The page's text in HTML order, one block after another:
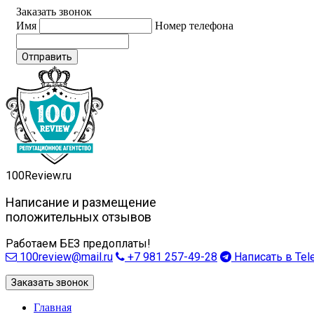
Заказать звонок
Имя
Номер телефона
Отправить
100Review.ru
Написание и размещение
положительных отзывов
Работаем БЕЗ предоплаты!
100review@mail.ru
+7 981 257-49-28 Написать в
Заказать звонок
Главная